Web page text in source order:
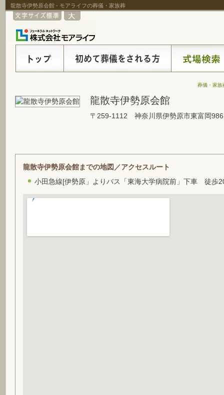
龍散寺伊勢原会館 - モアライフの葬儀・家族葬
葬儀・家族
龍散寺伊勢原会館
〒259-1112 神奈川県伊勢原市東富岡986
龍散寺伊勢原会館までの地図／アクセスルート
小田急線[伊勢原」よりバス「東海大学病院前」下車 徒歩